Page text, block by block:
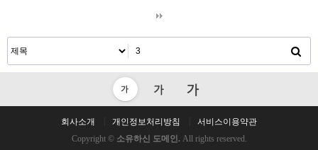
회사소개 개인정보처리방침
서비스이용약관
Copyright © 소유하신 도메인. All rights reserved.